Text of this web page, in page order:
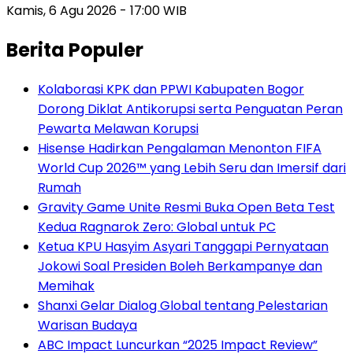
Kamis, 6 Agu 2026 - 17:00 WIB
Berita Populer
Kolaborasi KPK dan PPWI Kabupaten Bogor
Dorong Diklat Antikorupsi serta Penguatan Peran
Pewarta Melawan Korupsi
Hisense Hadirkan Pengalaman Menonton FIFA
World Cup 2026™ yang Lebih Seru dan Imersif dari
Rumah
Gravity Game Unite Resmi Buka Open Beta Test
Kedua Ragnarok Zero: Global untuk PC
Ketua KPU Hasyim Asyari Tanggapi Pernyataan
Jokowi Soal Presiden Boleh Berkampanye dan
Memihak
Shanxi Gelar Dialog Global tentang Pelestarian
Warisan Budaya
ABC Impact Luncurkan “2025 Impact Review”